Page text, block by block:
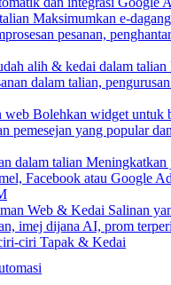
Maksimumkan e-
pesanan,
alih & kedai dalam talian
dalam talian,
web Bolehkan widget untuk
pemesejan yang popular
dalam talian Meningkatkan
Facebook atau Google
Web & Kedai Salinan
imej dijana AI, prom
ciri Tapak & Kedai